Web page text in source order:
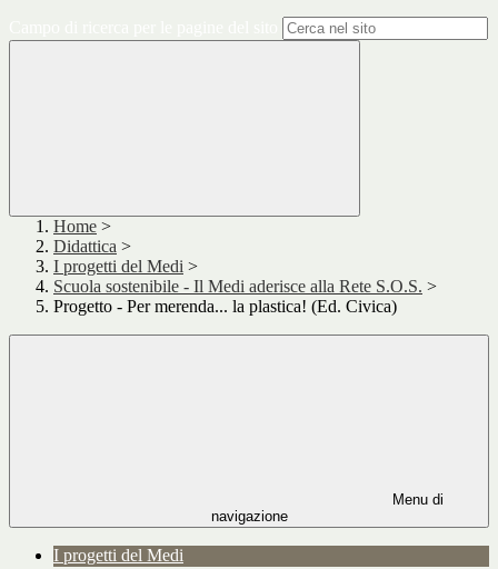
Home >
Didattica >
I progetti del Medi >
Scuola sostenibile - Il Medi aderisce alla Rete S.O.S. >
Progetto - Per merenda... la plastica! (Ed. Civica)
Menu di
navigazione
I progetti del Medi